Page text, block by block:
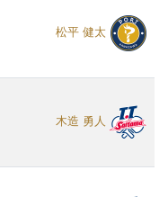
松平 健太
木造 勇人